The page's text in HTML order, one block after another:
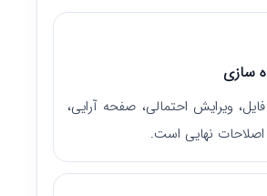
سازی
ویرایش احتمالی، صفحه آرایی،
نهایی است.